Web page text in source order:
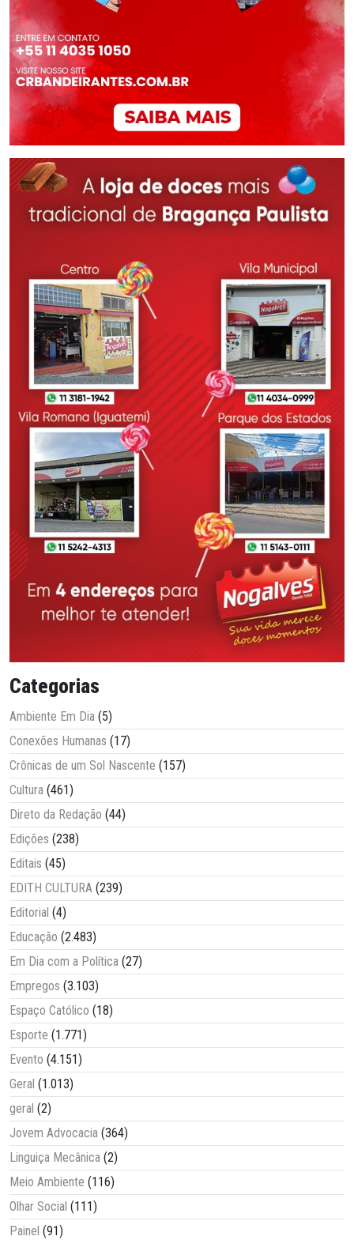
Categorias
Ambiente Em Dia (5)
Conexões Humanas (17)
Crônicas de um Sol Nascente (157)
Cultura (461)
Direto da Redação (44)
Edições (238)
Editais (45)
EDITH CULTURA (239)
Editorial (4)
Educação (2.483)
Em Dia com a Política (27)
Empregos (3.103)
Espaço Católico (18)
Esporte (1.771)
Evento (4.151)
Geral (1.013)
geral (2)
Jovem Advocacia (364)
Linguiça Mecânica (2)
Meio Ambiente (116)
Olhar Social (111)
Painel (91)